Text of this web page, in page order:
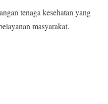
tenaga kesehatan yang
masyarakat.